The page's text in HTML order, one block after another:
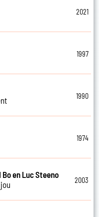
2021
1997
1990
1974
en Luc Steeno
2003